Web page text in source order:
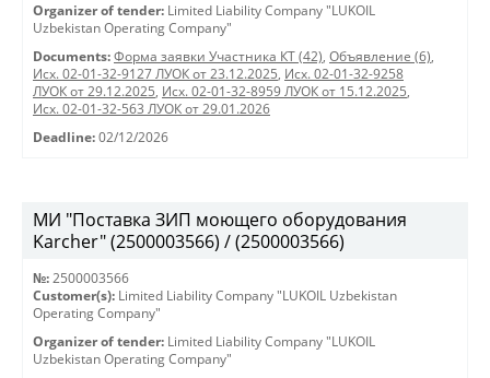
Organizer of tender: Limited Liability Company "LUKOIL
Uzbekistan Operating Company"
Documents: Форма заявки Участника КТ (42), Объявление (6),
Исх. 02-01-32-9127 ЛУОК от 23.12.2025, Исх. 02-01-32-9258
ЛУОК от 29.12.2025, Исх. 02-01-32-8959 ЛУОК от 15.12.2025,
Исх. 02-01-32-563 ЛУОК от 29.01.2026
Deadline: 02/12/2026
МИ "Поставка ЗИП моющего оборудования
Karcher" (2500003566) / (2500003566)
№: 2500003566
Customer(s): Limited Liability Company "LUKOIL Uzbekistan
Operating Company"
Organizer of tender: Limited Liability Company "LUKOIL
Uzbekistan Operating Company"